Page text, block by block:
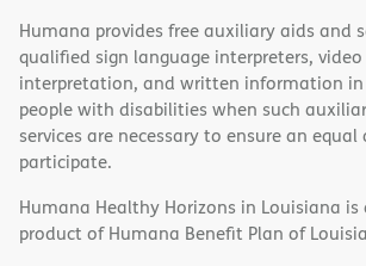
Humana provides free auxiliary aids and
qualified sign language interpreters,
interpretation, and written information
people with disabilities when such
services are necessary to ensure an
participate.
Humana Healthy Horizons in Louisiana is
product of Humana Benefit Plan of